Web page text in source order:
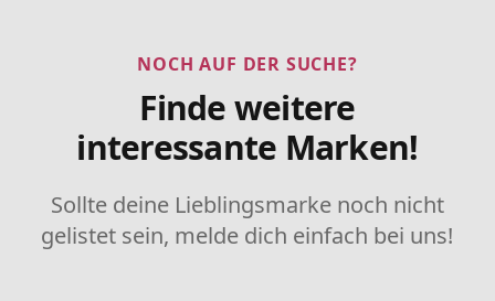
NOCH AUF DER SUCHE?
Finde weitere
interessante Marken!
Sollte deine Lieblingsmarke noch nicht
gelistet sein, melde dich einfach bei uns!